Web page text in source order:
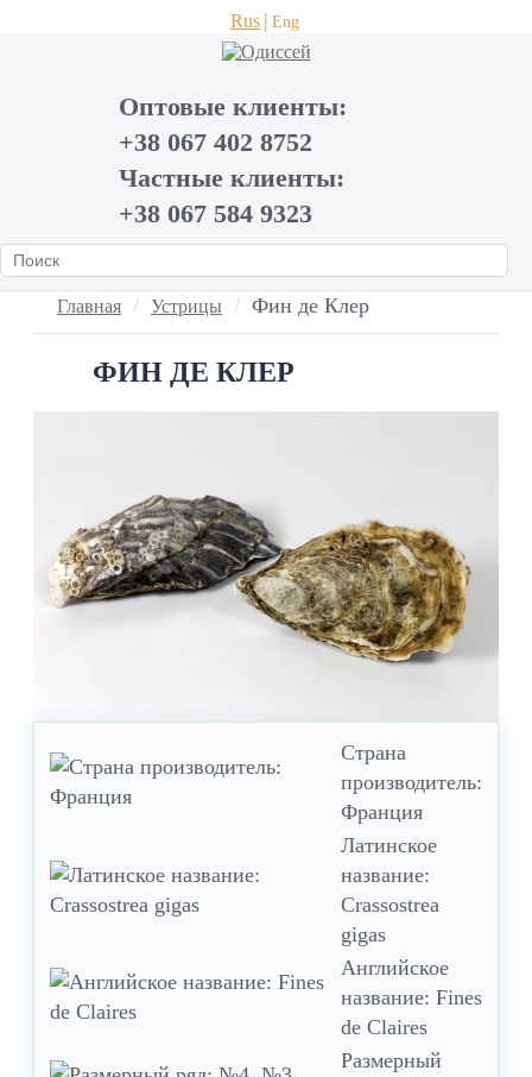
Rus Eng
Оптовые клиенты:
+38 067 402 8752
Частные клиенты:
+38 067 584 9323
Главная Устрицы Фин де Клер
ФИН ДЕ КЛЕР
Страна
производитель:
Франция
Латинское
название:
Crassostrea
gigas
Английское
название: Fines
de Claires
Размерный